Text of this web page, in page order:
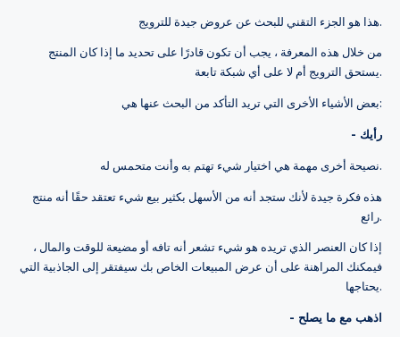
هذا هو الجزء التقني للبحث عن عروض جيدة للترويج.
من خلال هذه المعرفة ، يجب أن تكون قادرًا على تحديد ما إذا كان المنتج
يستحق الترويج أم لا على أي شبكة تابعة.
بعض الأشياء الأخرى التي تريد التأكد من البحث عنها هي:
- رأيك
نصيحة أخرى مهمة هي اختيار شيء تهتم به وأنت متحمس له.
هذه فكرة جيدة لأنك ستجد أنه من الأسهل بكثير بيع شيء تعتقد حقًا أنه منتج
رائع.
إذا كان العنصر الذي تريده هو شيء تشعر أنه تافه أو مضيعة للوقت والمال ،
فيمكنك المراهنة على أن عرض المبيعات الخاص بك سيفتقر إلى الجاذبية التي
يحتاجها.
- اذهب مع ما يصلح